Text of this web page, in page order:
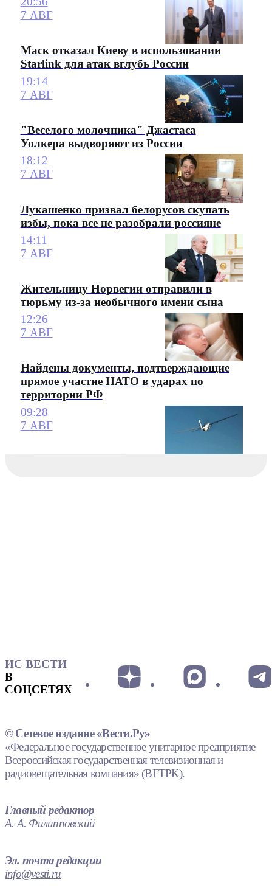
7 АВГ
Маск отказал Киеву в использовании
Starlink для атак вглубь России
19:14
7 АВГ
"Веселого молочника" Джастаса
Уолкера выдворяют из России
18:12
7 АВГ
Лукашенко призвал белорусов скупать
избы, пока все не разобрали россияне
14:11
7 АВГ
Жительницу Норвегии отправили в
тюрьму из-за необычного имени сына
12:26
7 АВГ
Найдены документы, подтверждающие
прямое участие НАТО в ударах по
территории РФ
09:28
7 АВГ
ИС ВЕСТИ
В
СОЦСЕТЯХ
© Сетевое издание «Вести.Ру»
«Федеральное государственное унитарное предприятие
Всероссийская государственная телевизионная и
радиовещательная компания» (ВГТРК).
Главный редактор
А. А. Филипповский
Эл. почта редакции
info@vesti.ru